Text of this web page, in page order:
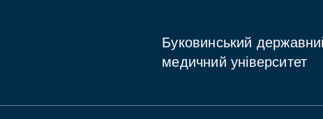
Буковинський
медичний університет